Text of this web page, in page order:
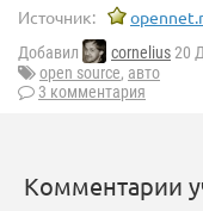
Источник:
Добавил cornelius20
open source, авто
3 комментария
Комментарии